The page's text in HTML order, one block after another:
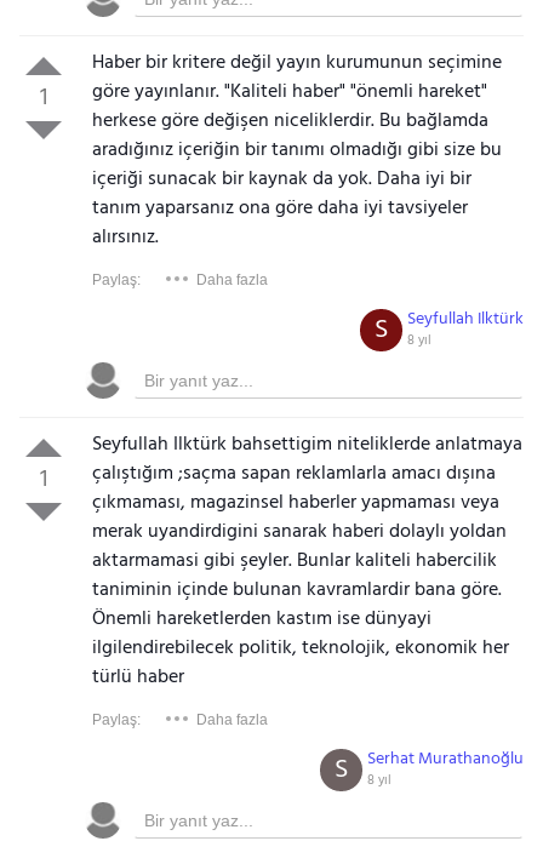
1
Haber bir kritere değil yayın kurumunun seçimine
göre yayınlanır. "Kaliteli haber" "önemli hareket"
herkese göre değişen niceliklerdir. Bu bağlamda
aradığınız içeriğin bir tanımı olmadığı gibi size bu
içeriği sunacak bir kaynak da yok. Daha iyi bir
tanım yaparsanız ona göre daha iyi tavsiyeler
alırsınız.
Paylaş: Daha fazla
Seyfullah Ilktürk
8 yıl
S
1
Seyfullah Ilktürk bahsettigim niteliklerde anlatmaya
çalıştığım ;saçma sapan reklamlarla amacı dışına
çıkmaması, magazinsel haberler yapmaması veya
merak uyandirdigini sanarak haberi dolaylı yoldan
aktarmamasi gibi şeyler. Bunlar kaliteli habercilik
taniminin içinde bulunan kavramlardir bana göre.
Önemli hareketlerden kastım ise dünyayi
ilgilendirebilecek politik, teknolojik, ekonomik her
türlü haber
Paylaş: Daha fazla
Serhat Murathanoğlu
8 yıl
S